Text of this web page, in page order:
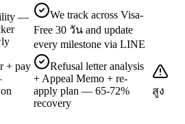
—
We track across Visa-
Free 30 วัน and update
every milestone via LINE
+ pay
Refusal letter analysis
+ Appeal Memo + re-
apply plan — 65-72%
recovery
สูง